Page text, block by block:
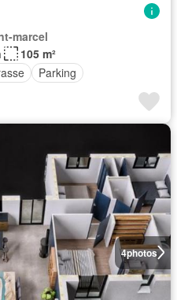
marcel
105 m²
Parking
4photos